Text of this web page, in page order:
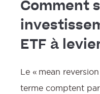
Comment
ETF à
Le « mean
terme comptent